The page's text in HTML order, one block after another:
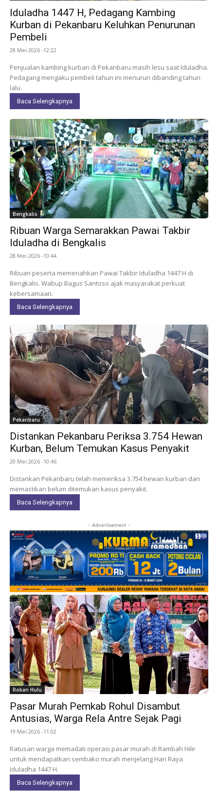
Iduladha 1447 H, Pedagang Kambing
Kurban di Pekanbaru Keluhkan Penurunan
Pembeli
28 Mei 2026 -12:22
Penjualan kambing kurban di Pekanbaru masih lesu saat Iduladha.
Pedagang mengaku pembeli tahun ini menurun dibanding tahun
lalu.
Baca Selengkapnya
Bengkalis
Ribuan Warga Semarakkan Pawai Takbir
Iduladha di Bengkalis
28 Mei 2026 -10:44
Ribuan peserta memeriahkan Pawai Takbir Iduladha 1447 H di
Bengkalis. Wabup Bagus Santoso ajak masyarakat perkuat
kebersamaan.
Baca Selengkapnya
Pekanbaru
Distankan Pekanbaru Periksa 3.754 Hewan
Kurban, Belum Temukan Kasus Penyakit
20 Mei 2026 -10:46
Distankan Pekanbaru telah memeriksa 3.754 hewan kurban dan
memastikan belum ditemukan kasus penyakit.
Baca Selengkapnya
- Advertisement -
Rokan Hulu
Pasar Murah Pemkab Rohul Disambut
Antusias, Warga Rela Antre Sejak Pagi
19 Mei 2026 -11:02
Ratusan warga memadati operasi pasar murah di Rambah Hilir
untuk mendapatkan sembako murah menjelang Hari Raya
Iduladha 1447 H.
Baca Selengkapnya